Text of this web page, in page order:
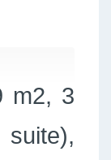
m2, 3